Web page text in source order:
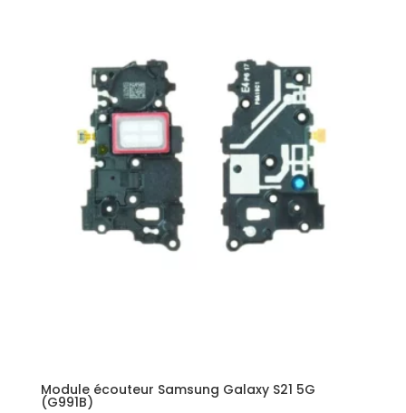
Module écouteur Samsung Galaxy S21 5G
(G991B)